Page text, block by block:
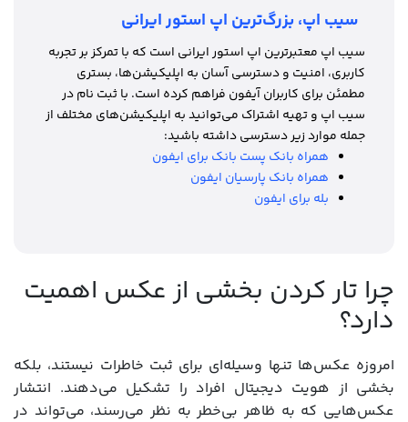
سیب اپ، بزرگ‌ترین اپ استور ایرانی
سیب اپ معتبرترین اپ استور ایرانی است که با تمرکز بر تجربه
کاربری، امنیت و دسترسی آسان به اپلیکیشن‌ها، بستری
مطمئن برای کاربران آیفون فراهم کرده است. با ثبت نام در
سیب اپ و تهیه اشتراک می‌توانید به اپلیکیشن‌های مختلف از
جمله موارد زیر دسترسی داشته باشید:
همراه بانک پست بانک برای ایفون
همراه بانک پارسیان ایفون
بله برای ایفون
چرا تار کردن بخشی از عکس اهمیت
دارد؟
امروزه عکس‌ها تنها وسیله‌ای برای ثبت خاطرات نیستند، بلکه
بخشی از هویت دیجیتال افراد را تشکیل می‌دهند. انتشار
عکس‌هایی که به ظاهر بی‌خطر به نظر می‌رسند، می‌تواند در